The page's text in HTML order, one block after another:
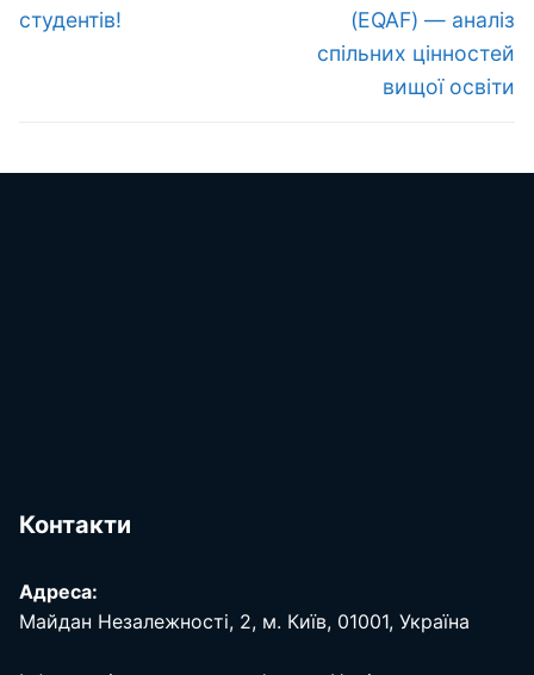
студентів!
(EQAF) — аналіз
спільних цінностей
вищої освіти
Контакти
Адреса:
Майдан Незалежності, 2, м. Київ, 01001, Україна